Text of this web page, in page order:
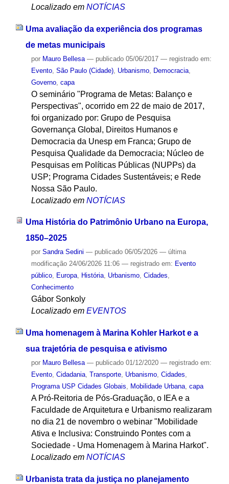
Localizado em NOTÍCIAS
Uma avaliação da experiência dos programas
de metas municipais
por Mauro Bellesa — publicado05/06/2017 — registrado em:
Evento, São Paulo (Cidade), Urbanismo, Democracia,
Governo, capa
O seminário "Programa de Metas: Balanço e
Perspectivas", ocorrido em 22 de maio de 2017,
foi organizado por: Grupo de Pesquisa
Governança Global, Direitos Humanos e
Democracia da Unesp em Franca; Grupo de
Pesquisa Qualidade da Democracia; Núcleo de
Pesquisas em Políticas Públicas (NUPPs) da
USP; Programa Cidades Sustentáveis; e Rede
Nossa São Paulo.
Localizado em NOTÍCIAS
Uma História do Patrimônio Urbano na Europa,
1850–2025
por Sandra Sedini — publicado06/05/2026 — última
modificação24/06/2026 11:06 — registrado em: Evento
público, Europa, História, Urbanismo, Cidades,
Conhecimento
Gábor Sonkoly
Localizado em EVENTOS
Uma homenagem à Marina Kohler Harkot e a
sua trajetória de pesquisa e ativismo
por Mauro Bellesa — publicado01/12/2020 — registrado em:
Evento, Cidadania, Transporte, Urbanismo, Cidades,
Programa USP Cidades Globais, Mobilidade Urbana, capa
A Pró-Reitoria de Pós-Graduação, o IEA e a
Faculdade de Arquitetura e Urbanismo realizaram
no dia 21 de novembro o webinar "Mobilidade
Ativa e Inclusiva: Construindo Pontes com a
Sociedade - Uma Homenagem à Marina Harkot".
Localizado em NOTÍCIAS
Urbanista trata da justiça no planejamento